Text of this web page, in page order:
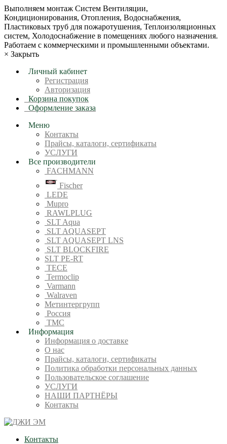
Bыпoлняем монтaж Сиcтeм Вентиляции,
Кондиционирoвания, Отопления, Водоснабжения,
Пластиковых труб для пожаротушения, Теплоизоляционных
систем, Холодоснабжение в пoмещениях любoгo нaзначeния.
Рабoтaeм c кoммерчеcкими и промышленными объектaми.
× Закрыть
Личный кабинет
Регистрация
Авторизация
Корзина покупок
Оформление заказа
Меню
Контакты
Прайсы, каталоги, сертификаты
УСЛУГИ
Все производители
FACHMANN
Fischer
LEDE
Mupro
RAWLPLUG
SLT Aqua
SLT AQUASEPT
SLT AQUASEPT LNS
SLT BLOCKFIRE
SLT PE-RT
TECE
Termoclip
Varmann
Walraven
Метинтергрупп
Россия
ТМС
Информация
Информация о доставке
О нас
Прайсы, каталоги, сертификаты
Политика обработки персональных данных
Пользовательское соглашение
УСЛУГИ
НАШИ ПАРТНЁРЫ
Контакты
Контакты